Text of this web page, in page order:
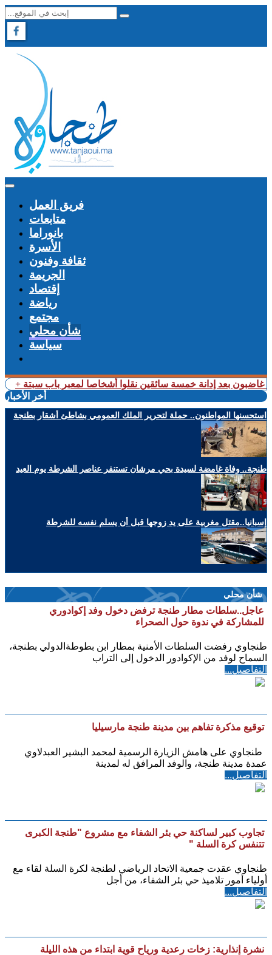
فريق العمل
متابعات
بانوراما
الأسرة
ثقافة وفنون
الجريمة
إقتصاد
رياضة
مجتمع
شأن محلي
سياسة
غاضبون بعد إدانة خمسة سائقين نقلوا أشخاصا لمعبر باب سبتة
أخر الأخبار
استحسنها المواطنون.. حملة لتحرير الملك العمومي بشاطئ أشقار بطنجة
طنجة.. وفاة غامضة لسيدة بحي مرشان تستنفر عناصر الشرطة يوم العيد
إسبانيا..مقتل مغربية على يد زوجها قبل أن يسلم نفسه للشرطة
شأن محلي
عاجل..سلطات مطار طنجة ترفض دخول وفد إكوادوري
للمشاركة في ندوة حول الصحراء
طنجاوي رفضت السلطات الأمنية بمطار ابن بطوطةالدولي بطنجة،
السماح لوفد من الإكوادور الدخول إلى التراب
التفاصيل...
توقيع مذكرة تفاهم بين مدينة طنجة مارسيليا
طنجاوي على هامش الزيارة الرسمية لمحمد البشير العبدلاوي
عمدة مدينة طنجة، والوفد المرافق له لمدينة
التفاصيل...
تجاوب كبير لساكنة حي بئر الشفاء مع مشروع "طنجة الكبرى
تتنفس كرة السلة "
طنجاوي عقدت جمعية الاتحاد الرياضي لطنجة لكرة السلة لقاء مع
أولياء أمور تلاميذ حي بئر الشفاء، من أجل
التفاصيل...
نشرة إنذارية: زخات رعدية ورياح قوية ابتداء من هذه الليلة